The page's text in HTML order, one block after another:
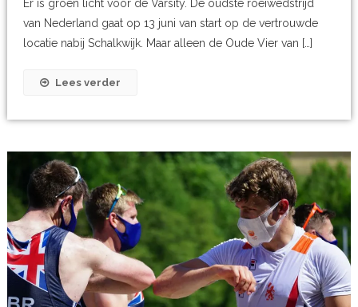
Er is groen licht voor de Varsity. De oudste roeiwedstrijd
van Nederland gaat op 13 juni van start op de vertrouwde
locatie nabij Schalkwijk. Maar alleen de Oude Vier van […]
Lees verder